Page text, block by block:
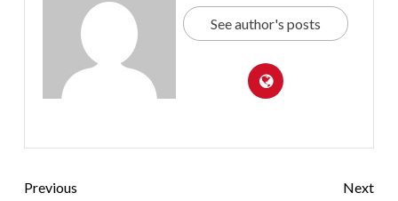
See author's posts
Previous
Next